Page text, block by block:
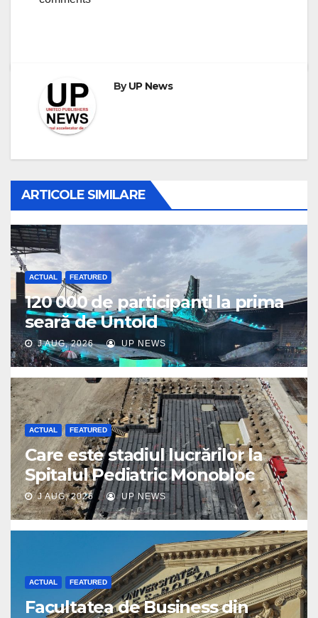
ByUP News
ARTICOLE SIMILARE
ACTUAL FEATURED
120 000 de participanți la prima
seară de Untold
J AUG, 2026 UP NEWS
ACTUAL FEATURED
Care este stadiul lucrărilor la
Spitalul Pediatric Monobloc
J AUG, 2026 UP NEWS
ACTUAL FEATURED
Facultatea de Business din